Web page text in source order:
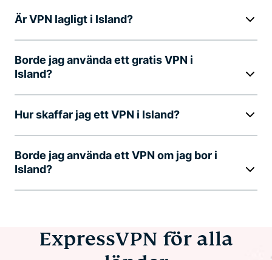
Är VPN lagligt i Island?
Borde jag använda ett gratis VPN i
Island?
Hur skaffar jag ett VPN i Island?
Borde jag använda ett VPN om jag bor i
Island?
ExpressVPN för alla